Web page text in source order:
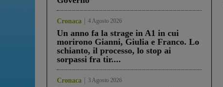
Cronaca 4 Agosto 2026
Un anno fa la strage in A1 in cui
morirono Gianni, Giulia e Franco. Lo
schianto, il processo, lo stop ai
sorpassi fra tir....
Cronaca 3 Agosto 2026